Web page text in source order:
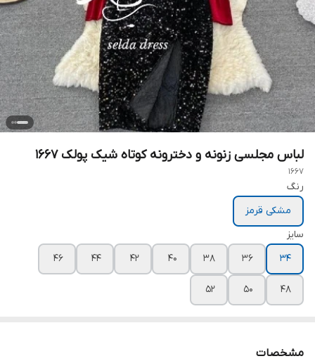
لباس مجلسی زنونه و دخترونه کوتاه شیک پولک ۱۶۶۷
1667
رنگ
مشکی قرمز
سایز
۳۴
۳۶ ۳۸ ۴۰ ۴۲ ۴۴ ۴۶
۴۸ ۵۰ ۵۲
مشخصات